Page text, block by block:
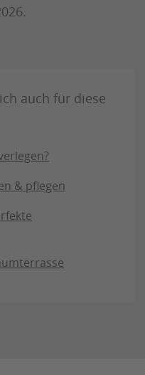
auch für diese
& pflegen